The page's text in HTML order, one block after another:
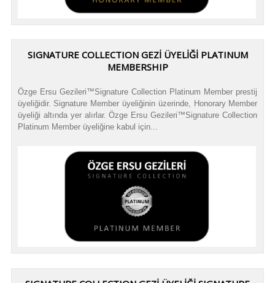
SIGNATURE COLLECTION GEZİ ÜYELİĞİ PLATINUM
MEMBERSHIP
Özge Ersu Gezileri™Signature Collection Platinum Member prestij
üyeliğidir. Signature Member üyeliğinin üzerinde, Honorary Member
üyeliği altında yer alırlar. Özge Ersu Gezileri™Signature Collection
Platinum Member üyeliğine kabul için...